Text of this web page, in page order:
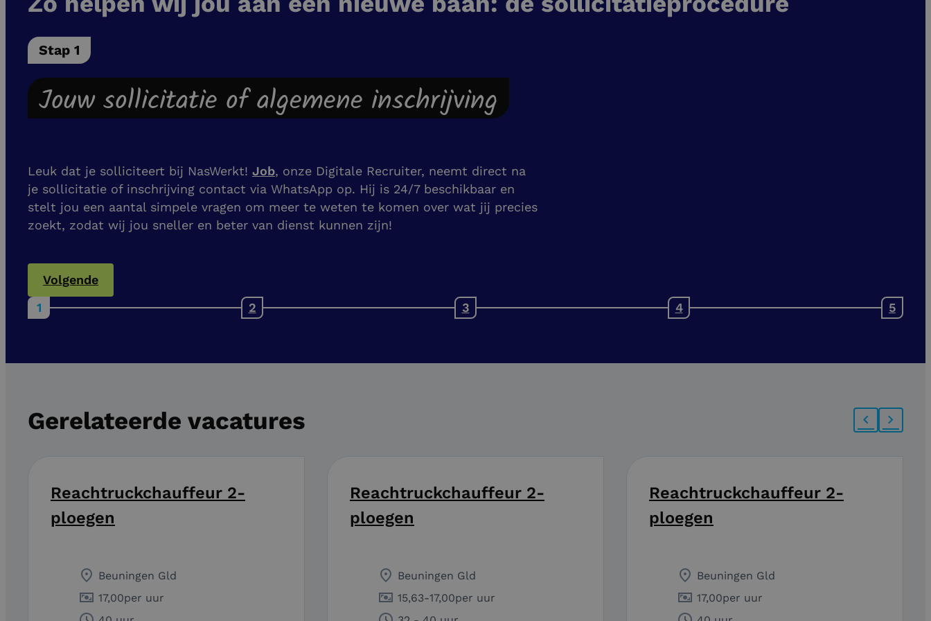
Stap 1
Jouw sollicitatie of algemene inschrijving
Leuk dat je solliciteert bij NasWerkt! Job, onze Digitale Recruiter, neemt direct na
je sollicitatie of inschrijving contact via WhatsApp op. Hij is 24/7 beschikbaar en
stelt jou een aantal simpele vragen om meer te weten te komen over wat jij precies
zoekt, zodat wij jou sneller en beter van dienst kunnen zijn!
Volgende
Gerelateerde vacatures
Reachtruckchauffeur 2-
ploegen
Beuningen Gld
17,00per uur
Reachtruckchauffeur 2-
ploegen
Beuningen Gld
15,63-17,00per uur
Reachtruckchauffeur 2-
ploegen
Beuningen Gld
17,00per uur